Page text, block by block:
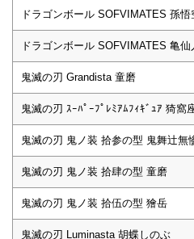
ドラゴンボール SOFVIMATES 孫悟
ドラゴンボール SOFVIMATES 亀仙
鬼滅の刃 Grandista 童磨
鬼滅の刃 ｽｰﾊﾟｰﾌﾟﾚﾐｱﾑﾌｨｷﾞｭｱ 猗窩
鬼滅の刃 鬼ノ装 拾参の型 鬼舞辻無
鬼滅の刃 鬼ノ装 拾肆の型 童磨
鬼滅の刃 鬼ノ装 拾伍の型 獪岳
鬼滅の刃 Luminasta 胡蝶しのぶ